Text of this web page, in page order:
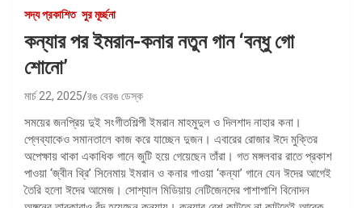
সদ্য প্রকাশিত সুর মূর্চ্ছনা
কন্যার পর ইমরান-কনার নতুন গান ‘বন্ধু গো
শোনো’
মার্চ 22, 2025 রঙ বেরঙ ডেস্ক
সময়ের জনপ্রিয় দুই সংগীতশিল্পী ইমরান মাহমুদুল ও দিলশাদ নাহার কনা।
প্লেব্যাকেও সমানতালে কাজ করে যাচ্ছেন দুজন। এবারের রোজার ঈদে মুক্তির
অপেক্ষায় থাকা একাধিক গানে জুটি হয়ে গেয়েছেন তাঁরা। গত মঙ্গলবার রাতে প্রকাশ
পাওয়া ‘জ্বীন থ্রি’ সিনেমায় ইমরান ও কনার গাওয়া ‘কন্যা’ গানে যেন ঈদের আগেই
তৈরি হলো ঈদের আমেজ। সোশ্যাল মিডিয়ায় নেটিজেনদের পাশাপাশি বিনোদন